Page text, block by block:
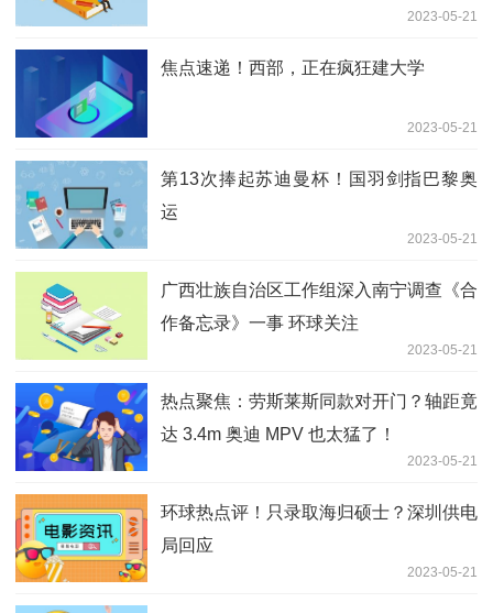
2023-05-21
焦点速递！西部，正在疯狂建大学
2023-05-21
第13次捧起苏迪曼杯！国羽剑指巴黎奥
运
2023-05-21
广西壮族自治区工作组深入南宁调查《合
作备忘录》一事 环球关注
2023-05-21
热点聚焦：劳斯莱斯同款对开门？轴距竟
达 3.4m 奥迪 MPV 也太猛了！
2023-05-21
环球热点评！只录取海归硕士？深圳供电
局回应
2023-05-21